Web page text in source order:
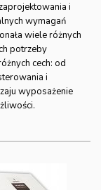
i
wymagań
wiele różnych
potrzeby
cech: od
i
wyposażenie